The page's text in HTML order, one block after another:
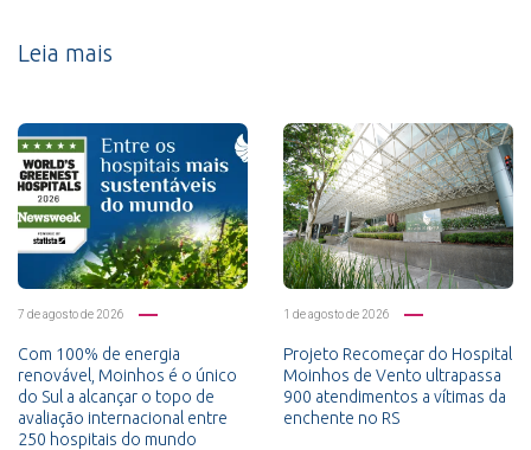
Leia mais
7 de agosto de 2026
Com 100% de energia
renovável, Moinhos é o único
do Sul a alcançar o topo de
avaliação internacional entre
250 hospitais do mundo
1 de agosto de 2026
Projeto Recomeçar do Hospital
Moinhos de Vento ultrapassa
900 atendimentos a vítimas da
enchente no RS